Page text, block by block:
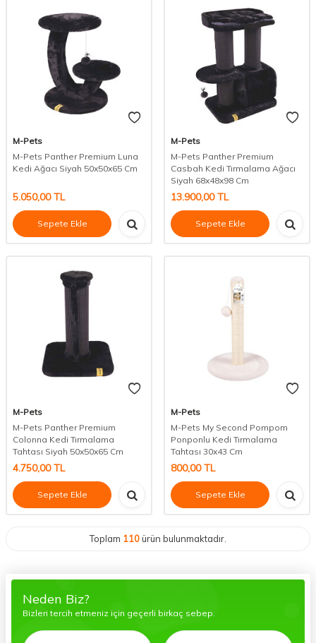
M-Pets
M-Pets Panther Premium Luna
Kedi Ağacı Siyah 50x50x65 Cm
5.050,00TL
Sepete Ekle
M-Pets
M-Pets Panther Premium
Casbah Kedi Tırmalama Ağacı
Siyah 68x48x98 Cm
13.900,00TL
Sepete Ekle
M-Pets
M-Pets Panther Premium
Colonna Kedi Tırmalama
Tahtası Siyah 50x50x65 Cm
4.750,00TL
Sepete Ekle
M-Pets
M-Pets My Second Pompom
Ponponlu Kedi Tırmalama
Tahtası 30x43 Cm
800,00TL
Sepete Ekle
Toplam 110ürün bulunmaktadır.
Neden Biz?
Bizleri tercih etmeniz için geçerli birkaç sebep.